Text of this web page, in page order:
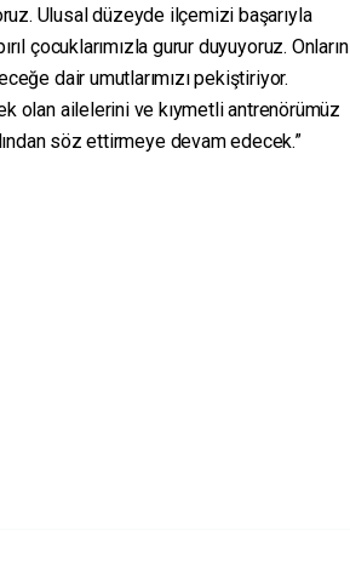
Ulusal düzeyde ilçemizi başarıyla
çocuklarımızla gurur duyuyoruz. Onların
dair umutlarımızı pekiştiriyor.
olan ailelerini ve kıymetli antrenörümüz
söz ettirmeye devam edecek.”